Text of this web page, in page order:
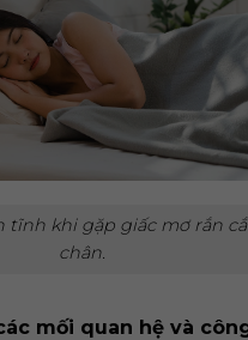
tĩnh khi gặp giấc mơ rắn
chân.
mối quan hệ và